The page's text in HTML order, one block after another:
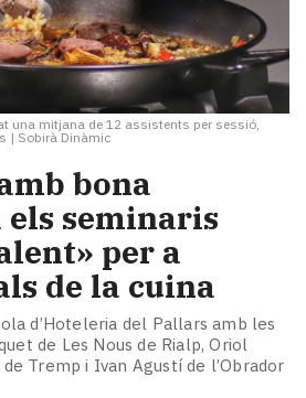
una mitjana de 12 assistents per sessió,
| Sobirà Dinàmic
bona
els seminaris
per a
de la cuina
d’Hoteleria del Pallars amb les
de Les Nous de Rialp, Oriol
Tremp i Ivan Agustí de l’Obrador